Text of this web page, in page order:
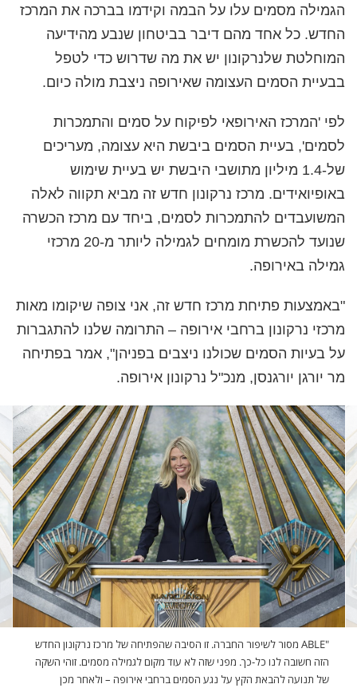
הגמילה מסמים עלו על הבמה וקידמו בברכה את המרכז
החדש. כל אחד מהם דיבר בביטחון שנבע מהידיעה
המוחלטת שלנרקונון יש את מה שדרוש כדי לטפל
בבעיית הסמים העצומה שאירופה ניצבת מולה כיום.
לפי 'המרכז האירופאי לפיקוח על סמים והתמכרות
לסמים', בעיית הסמים ביבשת היא עצומה, מעריכים
של-1.4 מיליון מתושבי היבשת יש בעיית שימוש
באופיואידים. מרכז נרקונון חדש זה מביא תקווה לאלה
המשועבדים להתמכרות לסמים, ביחד עם מרכז הכשרה
שנועד להכשרת מומחים לגמילה ליותר מ-20 מרכזי
גמילה באירופה.
"באמצעות פתיחת מרכז חדש זה, אני צופה שיקומו מאות
מרכזי נרקונון ברחבי אירופה – התרומה שלנו להתגברות
על בעיות הסמים שכולנו ניצבים בפניהן", אמר בפתיחה
מר יורגן יורגנסן, מנכ"ל נרקונון אירופה.
"ABLE מסור לשיפור החברה. זו הסיבה שהפתיחה של מרכז נרקונון החדש
הזה חשובה לנו כל-כך. מפני שזה לא עוד מקום לגמילה מסמים. זוהי השקה
של תנועה להבאת הקץ על נגע הסמים ברחבי אירופה – ולאחר מכן